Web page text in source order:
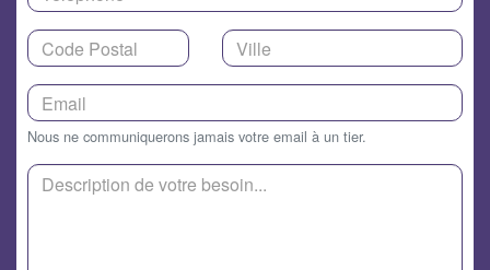
Nous ne communiquerons jamais votre email à un tier.